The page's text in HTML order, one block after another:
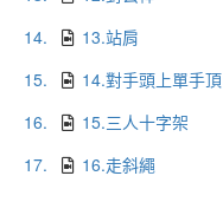
14.
13.站肩
15.
14.對手頭上單手頂
16.
15.三人十字架
17.
16.走斜繩